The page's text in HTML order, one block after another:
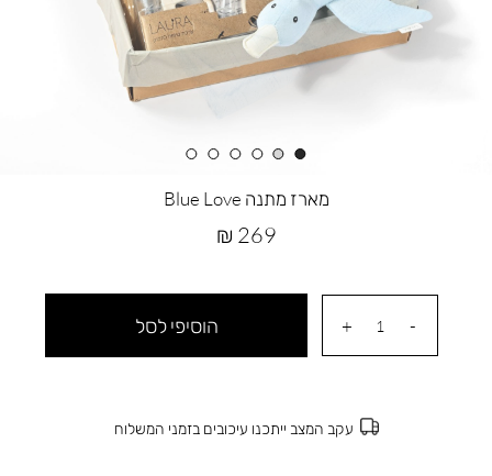
מארז מתנה Blue Love
מחיר
269 ₪
הוסיפי לסל
עקב המצב ייתכנו עיכובים בזמני המשלוח